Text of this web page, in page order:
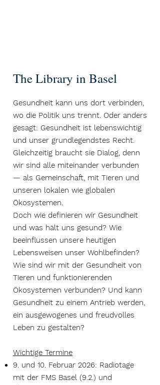
The Library in Basel
Gesundheit kann uns dort verbinden,
wo die Politik uns trennt. Oder anders
gesagt: Gesundheit ist lebenswichtig
und unser grundlegendstes Recht.
Gleichzeitig braucht sie Dialog, denn
wir sind alle miteinander verbunden
— als Gemeinschaft, mit Tieren und
unseren lokalen wie globalen
Ökosystemen.
Doch wie definieren wir Gesundheit
und was hält uns gesund? Wie
beeinflussen unsere heutigen
Lebensweisen unser Wohlbefinden?
Wie sind wir mit der Gesundheit von
Tieren und funktionierenden
Ökosystemen verbunden? Und kann
Gesundheit zu einem Antrieb werden,
ein ausgewogenes und freudvolles
Leben zu gestalten?
Wichtige Termine
9. und 10. Februar 2026: Radiotage
mit der FMS Basel (9.2.) und